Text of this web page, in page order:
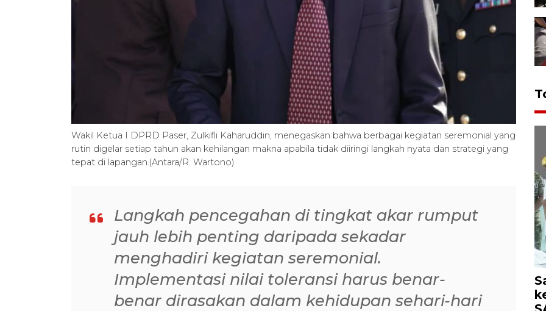
Wakil Ketua I DPRD Paser, Zulkifli Kaharuddin, menegaskan bahwa berbagai kegiatan seremonial yang
rutin digelar setiap tahun akan kehilangan makna apabila tidak diiringi langkah nyata dan strategi yang
tepat di lapangan.(Antara/R. Wartono)
Langkah pencegahan di tingkat akar rumput
jauh lebih penting daripada sekadar
menghadiri kegiatan seremonial.
Implementasi nilai toleransi harus benar-
benar dirasakan dalam kehidupan sehari-hari